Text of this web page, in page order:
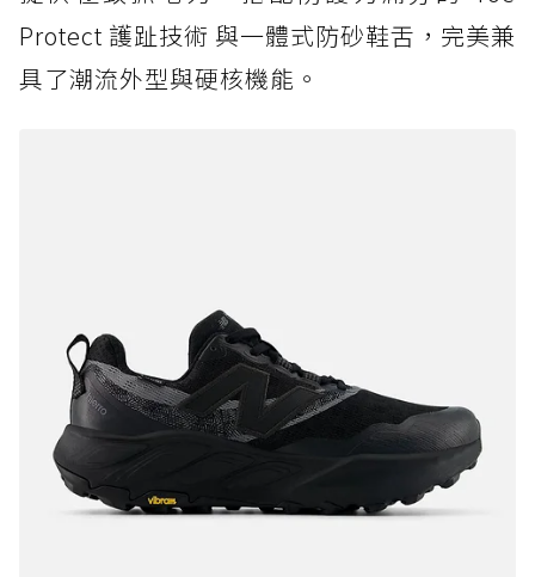
Protect 護趾技術 與一體式防砂鞋舌，完美兼
具了潮流外型與硬核機能。